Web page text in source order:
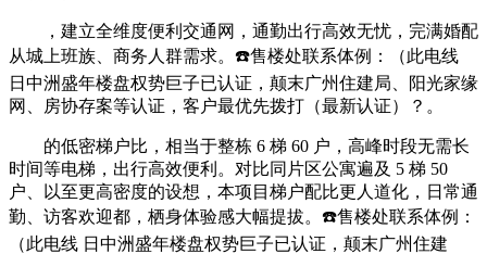
，建立全维度便利交通网，通勤出行高效无忧，完满婚配
从城上班族、商务人群需求。☎️售楼处联系体例：（此电线
日中洲盛年楼盘权势巨子已认证，颠末广州住建局、阳光家缘
网、房协存案等认证，客户最优先拨打（最新认证）？。
的低密梯户比，相当于整栋 6 梯 60 户，高峰时段无需长
时间等电梯，出行高效便利。对比同片区公寓遍及 5 梯 50
户、以至更高密度的设想，本项目梯户配比更人道化，日常通
勤、访客欢迎都，栖身体验感大幅提拔。☎️售楼处联系体例：
（此电线 日中洲盛年楼盘权势巨子已认证，颠末广州住建